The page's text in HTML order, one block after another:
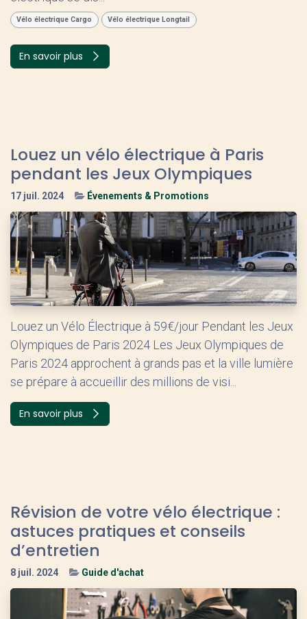
Vélo électrique Cargo Vélo électrique Longtail
En savoir plus
Louez un vélo électrique à Paris
pendant les Jeux Olympiques
17 juil. 2024 Évenements & Promotions
Louez un Vélo Électrique à 59€/jour Pendant les Jeux
Olympiques de Paris 2024 Les Jeux Olympiques de
Paris 2024 approchent à grands pas et la ville lumière
se prépare à accueillir des millions de visi...
En savoir plus
Révision de votre vélo électrique :
astuces pratiques et conseils
d’entretien
8 juil. 2024 Guide d'achat